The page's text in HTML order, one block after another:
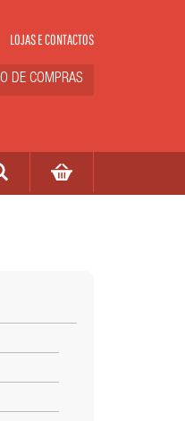
LOJAS E CONTACTOS
DE COMPRAS